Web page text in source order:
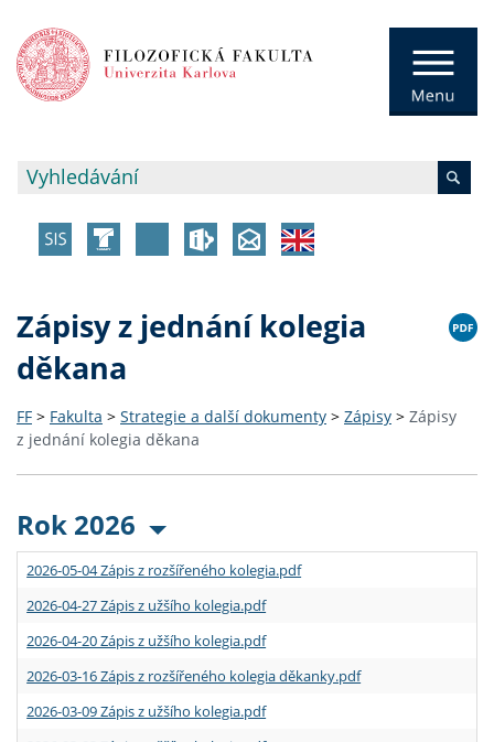
Zápisy z jednání kolegia
děkana
FF > Fakulta > Strategie a další dokumenty > Zápisy > Zápisy
z jednání kolegia děkana
Rok 2026
2026-05-04 Zápis z rozšířeného kolegia.pdf
2026-04-27 Zápis z užšího kolegia.pdf
2026-04-20 Zápis z užšího kolegia.pdf
2026-03-16 Zápis z rozšířeného kolegia děkanky.pdf
2026-03-09 Zápis z užšího kolegia.pdf